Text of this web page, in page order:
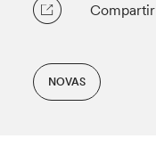
Compartir
NOVAS